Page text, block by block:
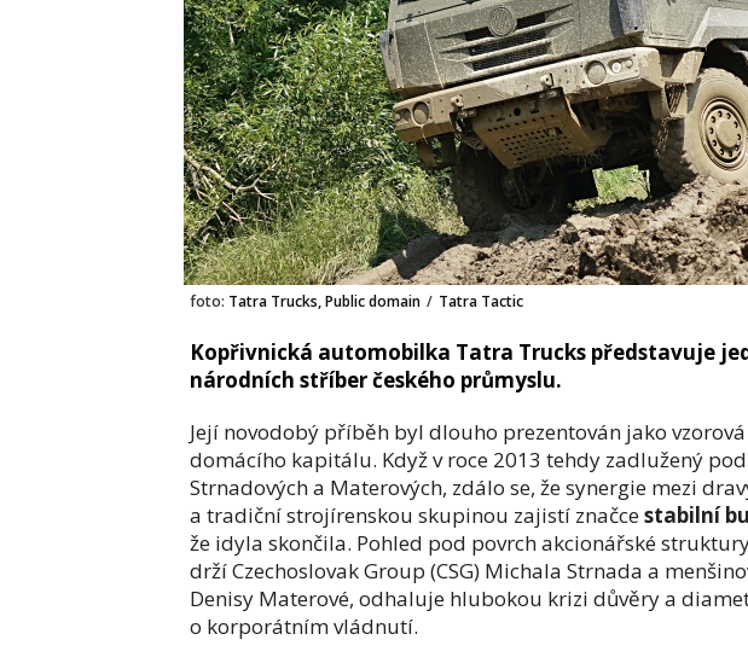
foto: Tatra Trucks, Public domain / Tatra Tactic
Kopřivnická automobilka Tatra Trucks představuje
národních stříber českého průmyslu.
Její novodobý příběh byl dlouho prezentován jako
domácího kapitálu. Když v roce 2013 tehdy zadlužený
Strnadových a Materových, zdálo se, že synergie mezi
a tradiční strojírenskou skupinou zajistí značcestabilní
že idyla skončila. Pohled pod povrch akcionářské
drží Czechoslovak Group (CSG) Michala Strnada a
Denisy Materové, odhaluje hlubokou krizi důvěry a
o korporátním vládnutí.